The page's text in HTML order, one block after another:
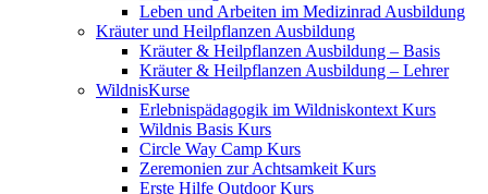
Leben und Arbeiten im Medizinrad Ausbildung
Kräuter und Heilpflanzen Ausbildung
Kräuter & Heilpflanzen Ausbildung – Basis
Kräuter & Heilpflanzen Ausbildung – Lehrer
WildnisKurse
Erlebnispädagogik im Wildniskontext Kurs
Wildnis Basis Kurs
Circle Way Camp Kurs
Zeremonien zur Achtsamkeit Kurs
Erste Hilfe Outdoor Kurs